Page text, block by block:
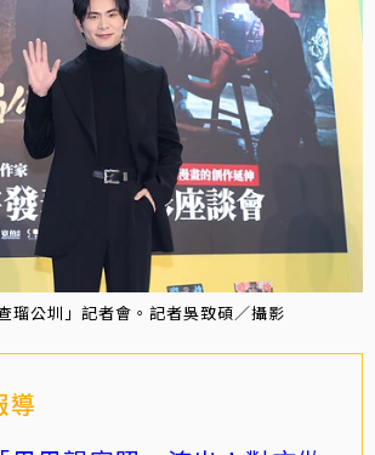
瑠公圳」記者會。記者吳致碩／攝影
導